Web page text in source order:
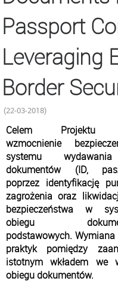
Passport
Leveraging
Border
(22-03-2018)
Celem Projektu
wzmocnienie
systemu
dokumentów (ID,
poprzez identyfikację
zagrożenia oraz
bezpieczeństwa w
obiegu
podstawowych.
praktyk pomiędzy
istotnym wkładem we
obiegu dokumentów.